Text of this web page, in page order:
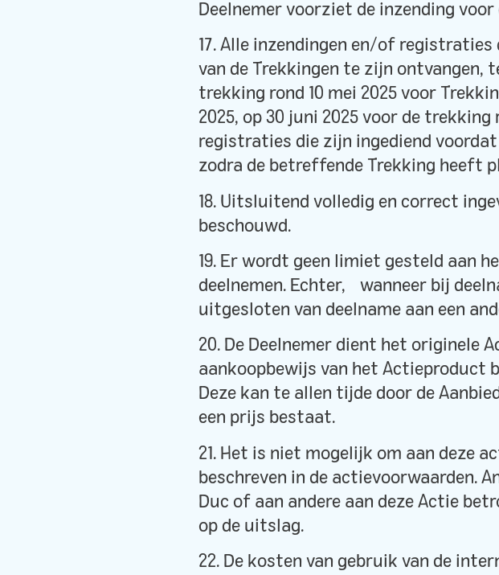
Deelnemer voorziet de inzending
17. Alle inzendingen en/of
van de Trekkingen te zijn ontvangen,
trekking rond 10 mei 2025 voor
2025, op 30 juni 2025 voor de
registraties die zijn ingediend
zodra de betreffende Trekking heeft
18. Uitsluitend volledig en correct
beschouwd.
19. Er wordt geen limiet gesteld aan
deelnemen. Echter, wanneer bij
uitgesloten van deelname aan een
20. De Deelnemer dient het originele
aankoopbewijs van het Actieproduct
Deze kan te allen tijde door de
een prijs bestaat.
21. Het is niet mogelijk om aan deze
beschreven in de actievoorwaarden.
Duc of aan andere aan deze Actie
op de uitslag.
22. De kosten van gebruik van de